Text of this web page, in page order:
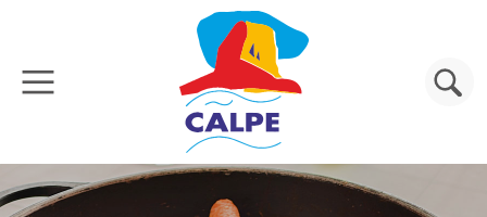
Overslaan en naar de inhoud gaan
Zoeken